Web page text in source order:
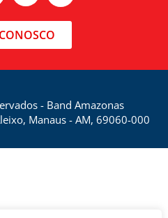
- Band Amazonas
Manaus - AM, 69060-000